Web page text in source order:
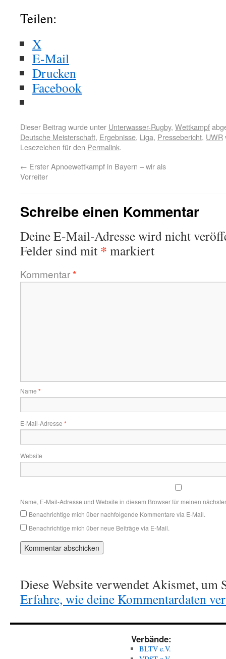
Teilen:
X
E-Mail
Drucken
Facebook
Dieser Beitrag wurde unter Unterwasser-Rugby, Wettkampf
Deutsche Meisterschaft, Ergebnisse, Liga, Pressebericht, UWR
Lesezeichen für den Permalink.
← Erster Apnoewettkampf in Bayern – wir als
Vorreiter
Schreibe einen Kommentar
Deine E-Mail-Adresse wird nicht
Felder sind mit * markiert
Kommentar*
Name *
E-Mail-Adresse *
Website
Name, E-Mail-Adresse und Website in diesem Browser für meinen
Benachrichtige mich über nachfolgende Kommentare via E-Mail.
Benachrichtige mich über neue Beiträge via E-Mail.
Diese Website verwendet Akismet, um
Erfahre, wie deine Kommentardaten
Verbände:
BLTV e.V.